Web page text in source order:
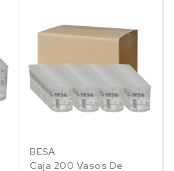
BESA
Caja 200 Vasos De